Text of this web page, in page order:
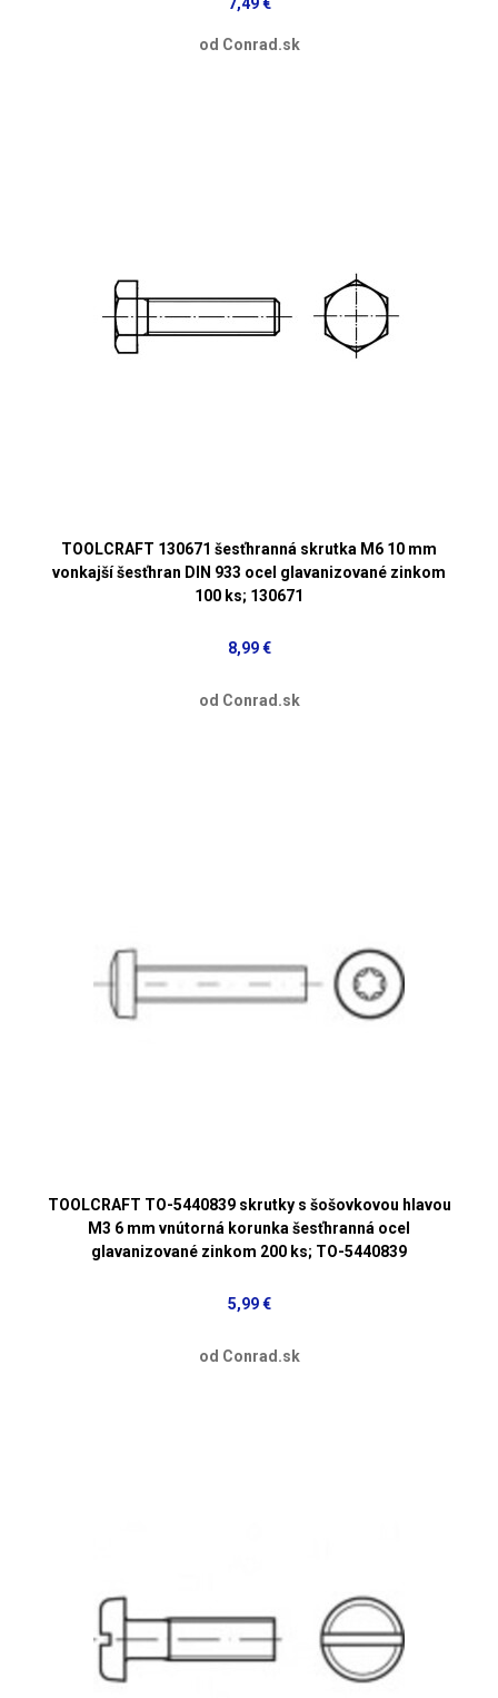
7,49 €
od Conrad.sk
TOOLCRAFT 130671 šesťhranná skrutka M6 10 mm
vonkajší šesťhran DIN 933 ocel glavanizované zinkom
100 ks; 130671
8,99 €
od Conrad.sk
TOOLCRAFT TO-5440839 skrutky s šošovkovou hlavou
M3 6 mm vnútorná korunka šesťhranná ocel
glavanizované zinkom 200 ks; TO-5440839
5,99 €
od Conrad.sk